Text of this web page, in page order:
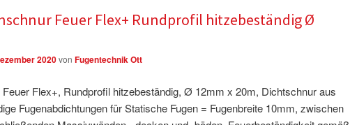
Feuer Flex+ Rundprofil hitzebeständig Ø
2020von Fugentechnik Ott
Flex+, Rundprofil hitzebeständig, Ø 12mm x 20m, Dichtschnur aus
Fugenabdichtungen für Statische Fugen = Fugenbreite 10mm, zwischen